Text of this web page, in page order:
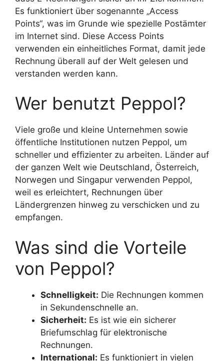
Es funktioniert über sogenannte „Access
Points“, was im Grunde wie spezielle Postämter
im Internet sind. Diese Access Points
verwenden ein einheitliches Format, damit jede
Rechnung überall auf der Welt gelesen und
verstanden werden kann.
Wer benutzt Peppol?
Viele große und kleine Unternehmen sowie
öffentliche Institutionen nutzen Peppol, um
schneller und effizienter zu arbeiten. Länder auf
der ganzen Welt wie Deutschland, Österreich,
Norwegen und Singapur verwenden Peppol,
weil es erleichtert, Rechnungen über
Ländergrenzen hinweg zu verschicken und zu
empfangen.
Was sind die Vorteile
von Peppol?
Schnelligkeit: Die Rechnungen kommen
in Sekundenschnelle an.
Sicherheit: Es ist wie ein sicherer
Briefumschlag für elektronische
Rechnungen.
International: Es funktioniert in vielen